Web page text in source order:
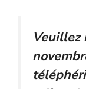
Veuillez